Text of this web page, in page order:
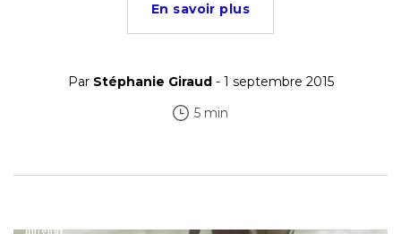
En savoir plus
Par Stéphanie Giraud- 1 septembre 2015
5 min